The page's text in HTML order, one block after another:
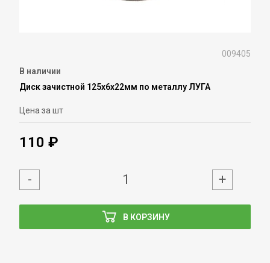
009405
В наличии
Диск зачистной 125х6х22мм по металлу ЛУГА
Цена за шт
110 ₽
В КОРЗИНУ
- +